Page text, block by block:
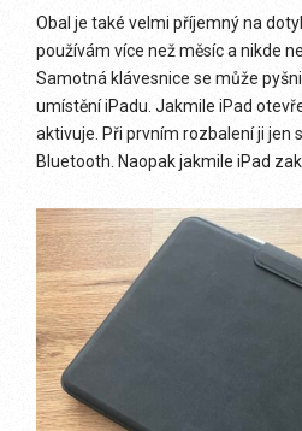
Obal je také velmi příjemný na
používám více než měsíc a nikde
Samotná klávesnice se může
umístění iPadu. Jakmile iPad
aktivuje. Při prvním rozbalení ji jen
Bluetooth. Naopak jakmile iPad